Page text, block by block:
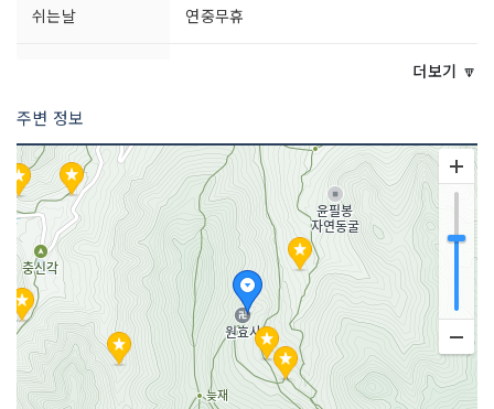
쉬는날 연중무휴
더보기 🔽
주변 정보